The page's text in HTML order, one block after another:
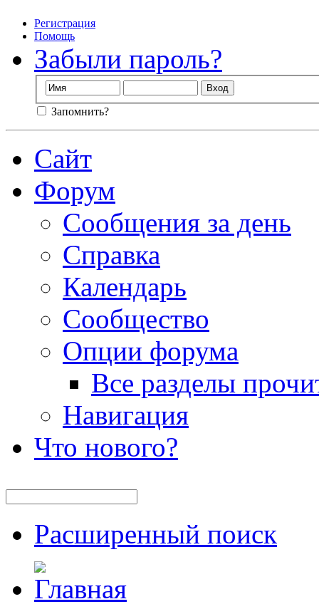
Регистрация
Помощь
Забыли пароль?
Запомнить?
Сайт
Форум
Сообщения за день
Справка
Календарь
Сообщество
Опции форума
Все разделы
Навигация
Что нового?
Расширенный поиск